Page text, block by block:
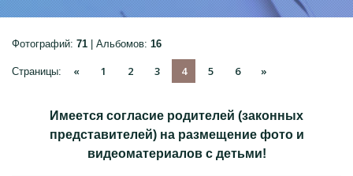
ПРОСТРАНСТВЕННАЯ
Фотографий: 71 | Альбомов: 16
Страницы: « 1 2 3 4 5 6 »
Имеется согласие родителей (законных
представителей) на размещение фото и
видеоматериалов с детьми!